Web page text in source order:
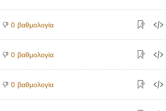
0 βαθμολογία
0 βαθμολογία
0 βαθμολογία